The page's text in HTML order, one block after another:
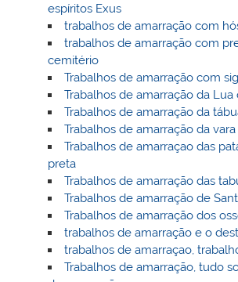
espíritos Exus
trabalhos de amarração com
trabalhos de amarração com
cemitério
Trabalhos de amarração com
Trabalhos de amarração da Lua
Trabalhos de amarração da
Trabalhos de amarração da
Trabalhos de amarraçao das
preta
Trabalhos de amarração das
Trabalhos de amarração de
Trabalhos de amarração dos
trabalhos de amarração e o
trabalhos de amarraçao,
Trabalhos de amarração, tudo